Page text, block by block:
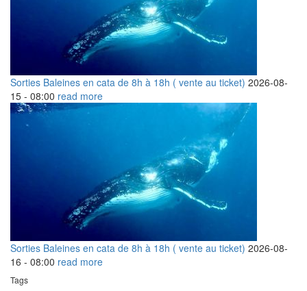
Sorties Baleines en cata de 8h à 18h ( vente au ticket) 2026-08-
15 - 08:00 read more
Sorties Baleines en cata de 8h à 18h ( vente au ticket) 2026-08-
16 - 08:00 read more
Tags